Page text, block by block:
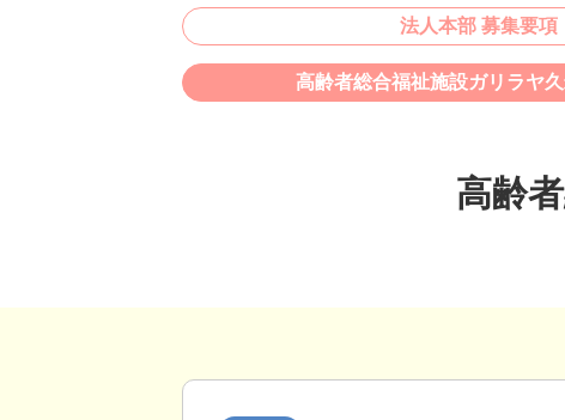
法人本部 募集要項
高齢者総合福祉施設ガリラヤ
高齢